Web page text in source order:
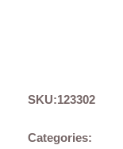
SKU:123302
Categories: